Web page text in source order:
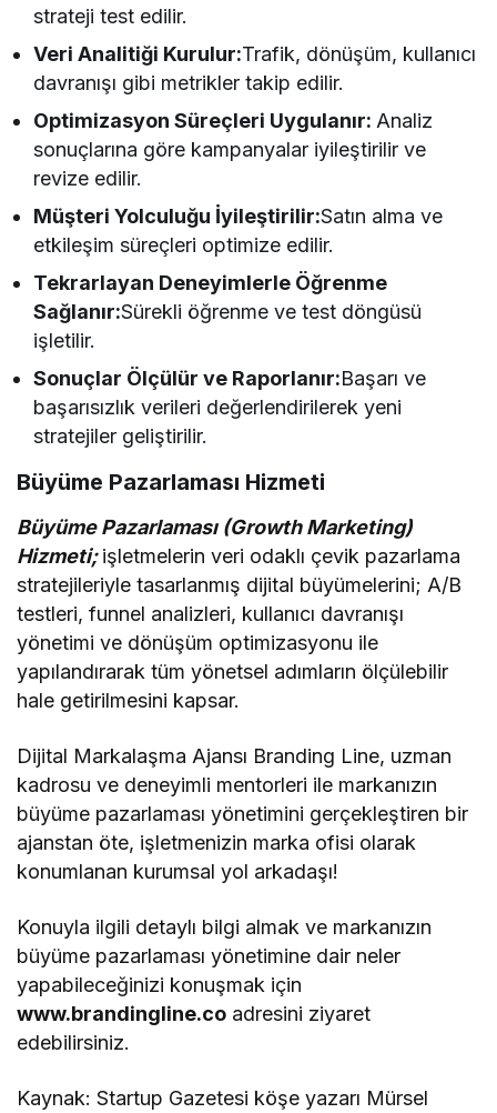
strateji test edilir.
Veri Analitiği Kurulur:Trafik, dönüşüm, kullanıcı
davranışı gibi metrikler takip edilir.
Optimizasyon Süreçleri Uygulanır: Analiz
sonuçlarına göre kampanyalar iyileştirilir ve
revize edilir.
Müşteri Yolculuğu İyileştirilir:Satın alma ve
etkileşim süreçleri optimize edilir.
Tekrarlayan Deneyimlerle Öğrenme
Sağlanır:Sürekli öğrenme ve test döngüsü
işletilir.
Sonuçlar Ölçülür ve Raporlanır:Başarı ve
başarısızlık verileri değerlendirilerek yeni
stratejiler geliştirilir.
Büyüme Pazarlaması Hizmeti
Büyüme Pazarlaması (Growth Marketing)
Hizmeti; işletmelerin veri odaklı çevik pazarlama
stratejileriyle tasarlanmış dijital büyümelerini; A/B
testleri, funnel analizleri, kullanıcı davranışı
yönetimi ve dönüşüm optimizasyonu ile
yapılandırarak tüm yönetsel adımların ölçülebilir
hale getirilmesini kapsar.
Dijital Markalaşma Ajansı Branding Line, uzman
kadrosu ve deneyimli mentorleri ile markanızın
büyüme pazarlaması yönetimini gerçekleştiren bir
ajanstan öte, işletmenizin marka ofisi olarak
konumlanan kurumsal yol arkadaşı!
Konuyla ilgili detaylı bilgi almak ve markanızın
büyüme pazarlaması yönetimine dair neler
yapabileceğinizi konuşmak için
www.brandingline.co adresini ziyaret
edebilirsiniz.
Kaynak: Startup Gazetesi köşe yazarı Mürsel